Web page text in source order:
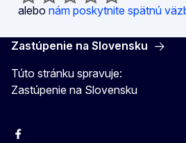
alebo nám poskytnite spätnú
Zastúpenie na Slovensku
Túto stránku spravuje:
Zastúpenie na Slovensku
Facebook